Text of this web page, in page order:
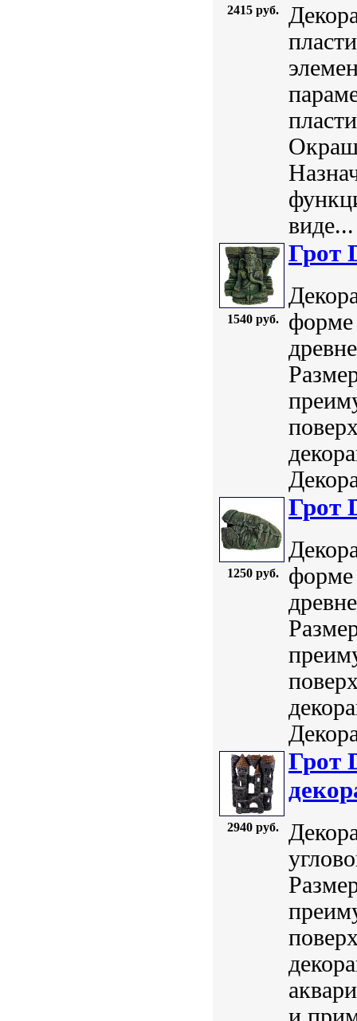
2415 руб.
виде...
1540 руб.
Грот
форме
1250 руб.
Грот
форме
2940 руб.
Грот